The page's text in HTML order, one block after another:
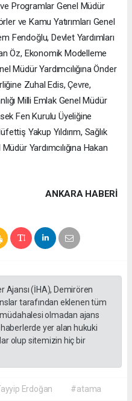
Programlar Genel Müdür
ve Kamu Yatırımları Genel
Fendoğlu, Devlet Yardımları
Öz, Ekonomik Modelleme
Müdür Yardımcılığına Önder
Zuhal Edis, Çevre,
Milli Emlak Genel Müdür
Fen Kurulu Üyeliğine
Yakup Yıldırım, Sağlık
Yardımcılığına Hakan
ANKARA HABERİ
Ajansı (İHA), Demirören
tarafından eklenen tüm
olmadan ajans
yer alan hukuki
olup sitemizin hiç bir
Erdoğan #atama